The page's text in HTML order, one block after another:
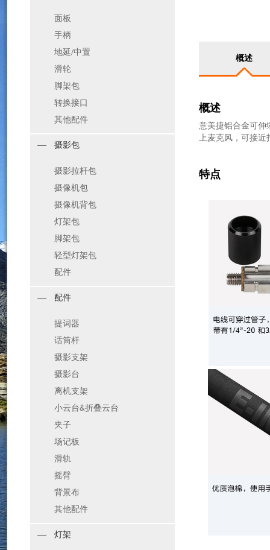
面板
手柄
地延/中置
滑轮
脚架包
转换接口
其他配件
摄影包
摄影拉杆包
摄像机包
摄像机背包
灯架包
脚架包
轻型灯架包
配件
配件
提词器
话筒杆
摄影支架
摄影台
离机支架
小云台&折叠云台
夹子
场记板
滑轨
摇臂
背景布
其他配件
灯架
概述
概述
意美捷铝合金可伸
上麦克风，可接近
特点